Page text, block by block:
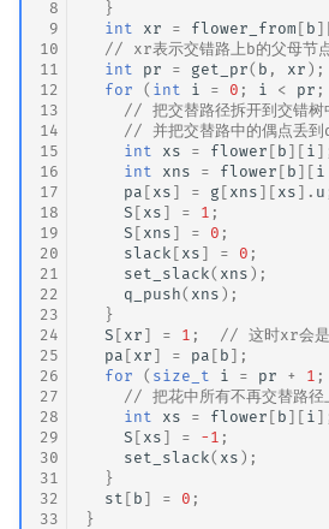
8
9
10
11
12
13
14
15
16
17
18
19
20
21
22
23
24
25
26
27
28
29
30
31
32
33
}
int
xr = flower_from [ b
// xr表示交错路上b的父母节
int
pr = get_pr( b , xr );
for
( int i = 0 ; i < pr ;
// 把交替路径拆开到交错树
// 并把交替路中的偶点丢到
int
xs = flower [ b ][ i
int
xns = flower [ b ][ i
pa [ xs ] = g [ xns ][ xs ]. u
S [ xs ] = 1 ;
S [ xns ] = 0 ;
slack [ xs ] = 0 ;
set_slack( xns );
q_push( xns );
}
S [ xr ] = 1 ;
// 这时xr会是
pa [ xr ] = pa [ b ];
for
( size_t i = pr + 1 ;
// 把花中所有不再交替路径
int
xs = flower [ b ][ i
S [ xs ] = -1 ;
set_slack( xs );
}
st [ b ] = 0 ;
}